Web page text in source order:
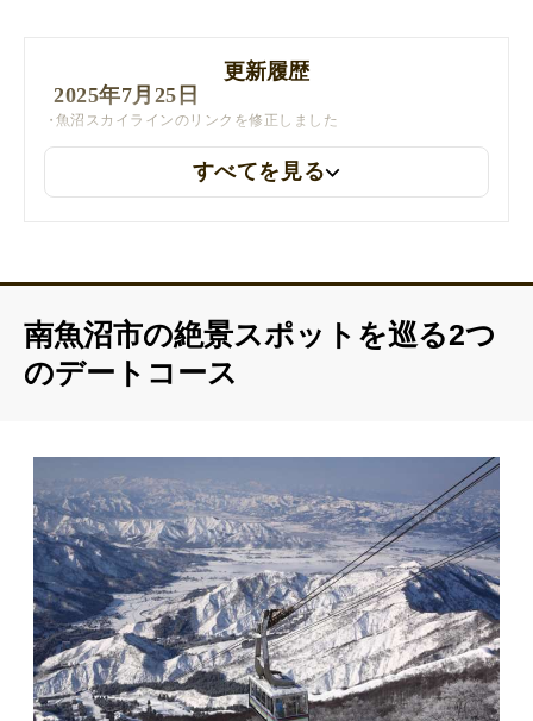
更新履歴
2025年7月25日
魚沼スカイラインのリンクを修正しました
すべてを見る
南魚沼市の絶景スポットを巡る2つ
のデートコース